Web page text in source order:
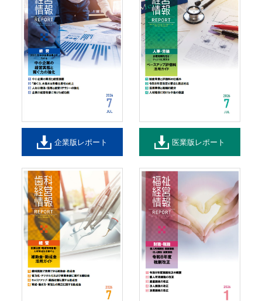
企業版レポート 医業版レポート